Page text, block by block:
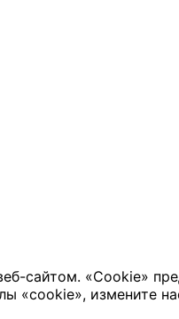
сайтом. «Cookie»
«cookie», измените